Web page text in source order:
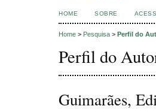
HOME SOBRE
Home > Pesquisa > Perfil do
Perfil do
Guimarães,